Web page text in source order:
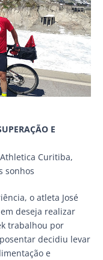
E
Curitiba,
sonhos
o atleta José
deseja realizar
trabalhou por
decidiu levar
e